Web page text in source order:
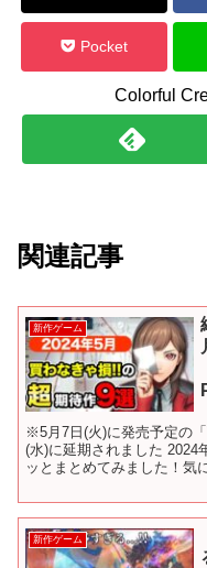
Pocket
Colorful
関連記事
新作ゲーム
※5月7日(火)に発売予定の
(水)に延期されました 2024
ッとまとめてみました！気
新作ゲーム